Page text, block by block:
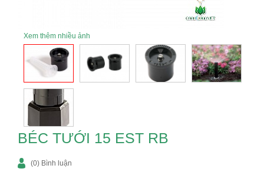
Xem thêm nhiều ảnh
BÉC TƯỚI 15 EST RB
(0) Bình luận